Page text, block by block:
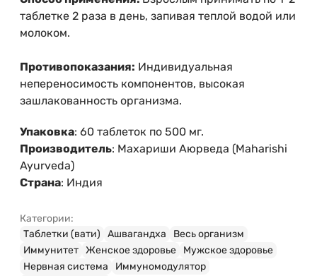
таблетке 2 раза в день, запивая теплой водой или
молоком.
Противопоказания: Индивидуальная
непереносимость компонентов, высокая
зашлакованность организма.
Упаковка: 60 таблеток по 500 мг.
Производитель: Махариши Аюрведа (Maharishi
Ayurveda)
Страна: Индия
Категории:
Таблетки (вати)
Ашвагандха
Весь организм
Иммунитет Женское здоровье
Мужское здоровье
Нервная система
Иммуномодулятор